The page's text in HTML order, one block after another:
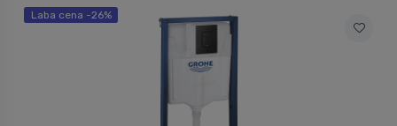
Laba cena -26%